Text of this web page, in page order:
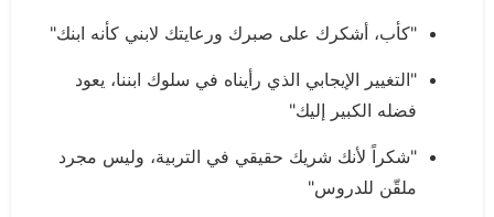
"كأب، أشكرك على صبرك ورعايتك لابني كأنه ابنك"
"التغيير الإيجابي الذي رأيناه في سلوك ابننا، يعود
فضله الكبير إليك"
"شكراً لأنك شريك حقيقي في التربية، وليس مجرد
ملقّن للدروس"